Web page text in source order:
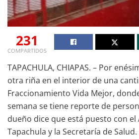
231
COMPARTIDOS
TAPACHULA, CHIAPAS. – Por
otra riña en el interior de una
Fraccionamiento Vida Mejor,
semana se tiene reporte de
dueño dice que está puesto con
Tapachula y la Secretaría de Salud.